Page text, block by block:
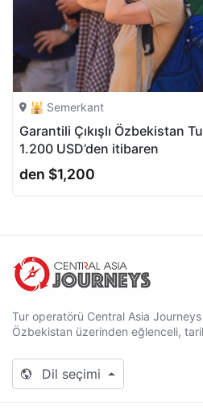
🕌 Semerkant
Garantili Çıkışlı Özbekistan
1.200 USD’den itibaren
den $1,200
Tur operatörü Central Asia
Özbekistan üzerinden eğlenceli,
Dil seçimi